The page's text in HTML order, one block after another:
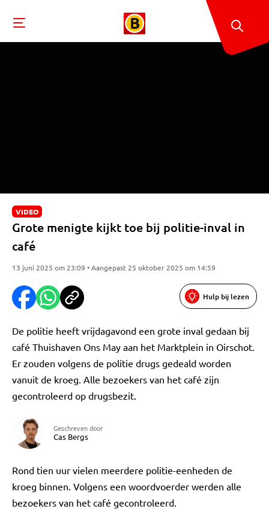
VIDEO
Grote menigte kijkt toe bij politie-inval in
café
13 juni 2025 om 23:09 • Aangepast 25 oktober 2025 om 14:59
Hulp bij lezen
De politie heeft vrijdagavond een grote inval gedaan bij
café Thuishaven Ons May aan het Marktplein in Oirschot.
Er zouden volgens de politie drugs gedeald worden
vanuit de kroeg. Alle bezoekers van het café zijn
gecontroleerd op drugsbezit.
Geschreven door
Cas Bergs
Rond tien uur vielen meerdere politie-eenheden de
kroeg binnen. Volgens een woordvoerder werden alle
bezoekers van het café gecontroleerd.